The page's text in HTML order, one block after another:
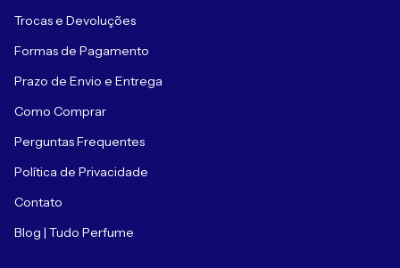
Trocas e Devoluções
Formas de Pagamento
Prazo de Envio e Entrega
Como Comprar
Perguntas Frequentes
Política de Privacidade
Contato
Blog | Tudo Perfume